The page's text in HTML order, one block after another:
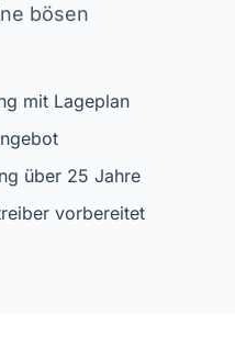
bösen
mit Lageplan
über 25 Jahre
vorbereitet